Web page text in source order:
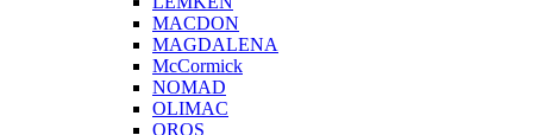
MACDON
MAGDALENA
McCormick
NOMAD
OLIMAC
OROS